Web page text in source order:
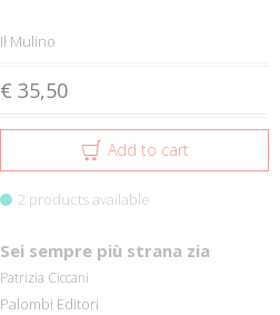
Il Mulino
€ 35,50
Add to cart
2 products available
Sei sempre più strana zia
Patrizia Ciccani
Palombi Editori